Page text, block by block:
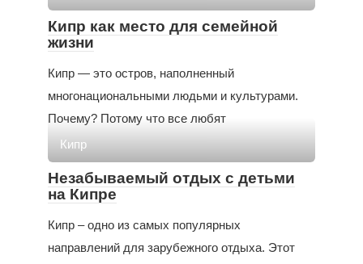
Кипр как место для семейной
жизни
Кипр — это остров, наполненный
многонациональными людьми и культурами.
Почему? Потому что все любят
Кипр
Незабываемый отдых с детьми
на Кипре
Кипр – одно из самых популярных
направлений для зарубежного отдыха. Этот